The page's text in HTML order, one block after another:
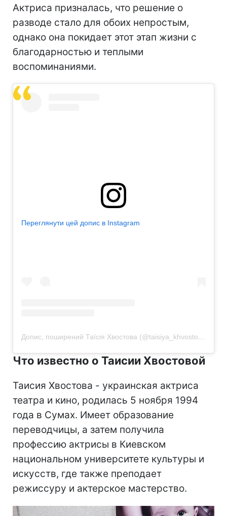
Актриса призналась, что решение о
разводе стало для обоих непростым,
однако она покидает этот этап жизни с
благодарностью и теплыми
воспоминаниями.
Переглянути цей допис в Instagram
Допис, поширений Таїсія Хвостова (@taisiya_khvostova)
Что известно о Таисии Хвостовой
Таисия Хвостова - украинская актриса
театра и кино, родилась 5 ноября 1994
года в Сумах. Имеет образование
переводчицы, а затем получила
профессию актрисы в Киевском
национальном университете культуры и
искусств, где также преподает
режиссуру и актерское мастерство.